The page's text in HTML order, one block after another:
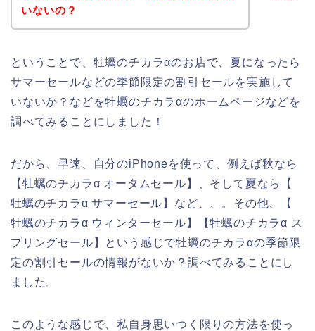
いないの？
ということで、牡蠣のチカラαのお店で、夏になったら
サマーセールなどの季節限定の割引セールを実施して
いないか？などを牡蠣のチカラαのホームページなどを
調べてみることにしました！
だから、早速、自分のiPhoneを使って、例えば秋なら
【牡蠣のチカラα オータムセール】、そして夏なら【
牡蠣のチカラα サマーセール】など、、。その他、【
牡蠣のチカラα ウィンターセール】【牡蠣のチカラα ス
プリングセール】という感じで牡蠣のチカラαの季節限
定の割引セールの情報がないか？調べてみることにし
ました。
このような感じで、私自身思いつく限りの方法を使っ